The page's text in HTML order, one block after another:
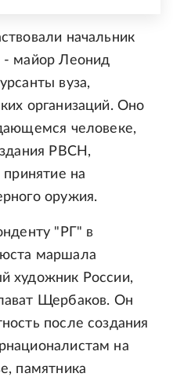
начальник
- майор Леонид
вуза,
организаций. Оно
человеке,
РВСН,
принятие на
оружия.
"РГ" в
маршала
художник России,
Щербаков. Он
после создания
на
памятника